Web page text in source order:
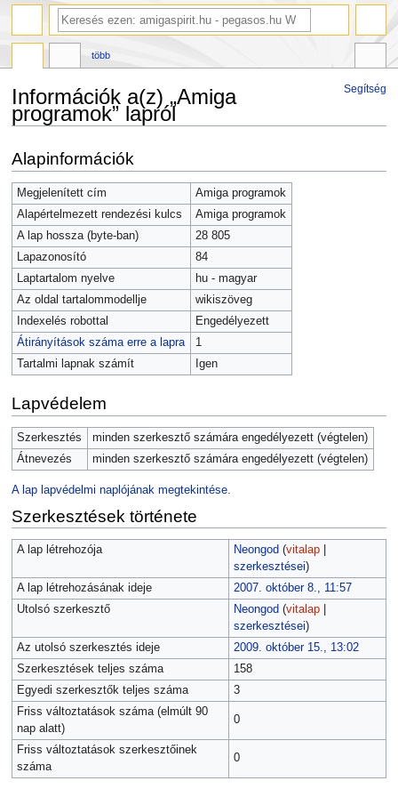
Segítség
Információk a(z) „Amiga
programok” lapról
a
navigációhoz
a
kereséshez
Alapinformációk
Megjelenített cím
Amiga programok
Alapértelmezett rendezési kulcs
Amiga programok
A lap hossza (byte-ban)
28 805
Lapazonosító
84
Laptartalom nyelve
hu - magyar
Az oldal tartalommodellje
wikiszöveg
Indexelés robottal
Engedélyezett
Átirányítások száma erre a lapra
1
Tartalmi lapnak számít
Igen
Lapvédelem
Szerkesztés
minden szerkesztő számára engedélyezett (végtelen)
Átnevezés
minden szerkesztő számára engedélyezett (végtelen)
A lap lapvédelmi naplójának megtekintése.
Szerkesztések története
A lap létrehozója Neongod (vitalap|
szerkesztései)
A lap létrehozásának ideje
2007. október 8., 11:57
Utolsó szerkesztő
Neongod (vitalap|
szerkesztései)
Az utolsó szerkesztés ideje
2009. október 15., 13:02
Szerkesztések teljes száma
158
Egyedi szerkesztők teljes száma
3
Friss változtatások száma (elmúlt 90
nap alatt)
0
Friss változtatások szerkesztőinek
száma
0
több